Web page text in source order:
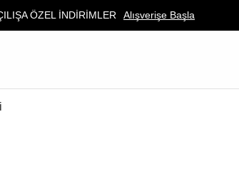
ÖZEL İNDİRİMLER Alışverişe Başla